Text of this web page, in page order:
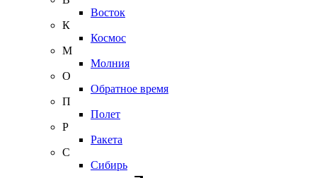
Восток
К
Космос
М
Молния
О
Обратное время
П
Полет
Р
Ракета
С
Сибирь